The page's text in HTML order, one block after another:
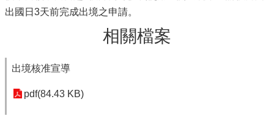
出國日3天前完成出境之申請。
相關檔案
出境核准宣導
pdf(84.43 KB)